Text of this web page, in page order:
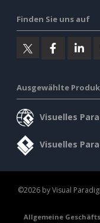
Finden Sie uns auf
Ausgewählte
Visuelles
Visuelles
©2026 by Visual
Allgemeine